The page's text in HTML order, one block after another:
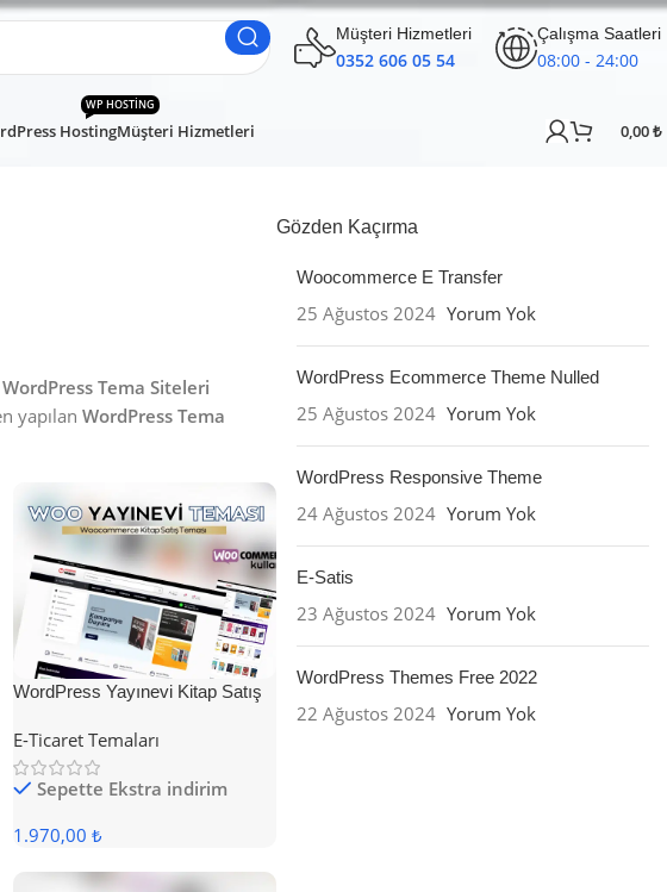
Müşteri Hizmetleri
0352 606 05 54
Çalışma Saatleri
08:00 - 24:00
Hosting
WP HOSTING
Müşteri Hizmetleri 0,00₺
WordPress Tema Siteleri
yapılan WordPress Tema
WordPress Yayınevi Kitap Satış
E-Ticaret Temaları
Sepette Ekstra indirim
1.970,00 ₺
Gözden Kaçırma
Woocommerce E Transfer
25 Ağustos 2024 Yorum Yok
WordPress Ecommerce Theme Nulled
25 Ağustos 2024 Yorum Yok
WordPress Responsive Theme
24 Ağustos 2024 Yorum Yok
E-Satis
23 Ağustos 2024 Yorum Yok
WordPress Themes Free 2022
22 Ağustos 2024 Yorum Yok